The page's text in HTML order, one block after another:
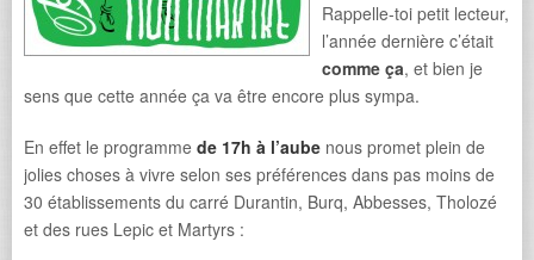
Rappelle-toi petit lecteur,
l’année dernière c’était
comme ça, et bien je
sens que cette année ça va être encore plus sympa.
En effet le programme de 17h à l’aube nous promet plein de
jolies choses à vivre selon ses préférences dans pas moins de
30 établissements du carré Durantin, Burq, Abbesses, Tholozé
et des rues Lepic et Martyrs :